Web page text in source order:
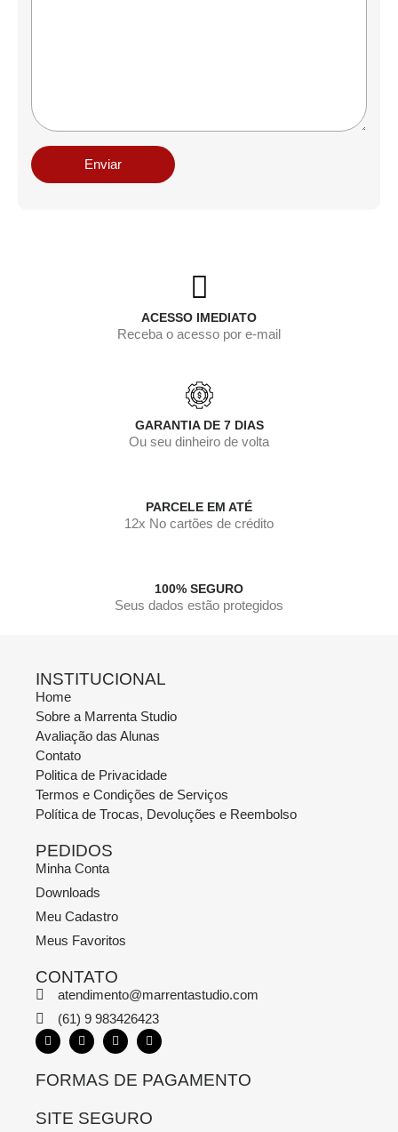
ACESSO IMEDIATO
Receba o acesso por e-mail
GARANTIA DE 7 DIAS
Ou seu dinheiro de volta
PARCELE EM ATÉ
12x No cartões de crédito
100% SEGURO
Seus dados estão protegidos
INSTITUCIONAL
Home
Sobre a Marrenta Studio
Avaliação das Alunas
Contato
Politica de Privacidade
Termos e Condições de Serviços
Política de Trocas, Devoluções e Reembolso
PEDIDOS
Minha Conta
Downloads
Meu Cadastro
Meus Favoritos
CONTATO
atendimento@marrentastudio.com
(61) 9 983426423
FORMAS DE PAGAMENTO
SITE SEGURO